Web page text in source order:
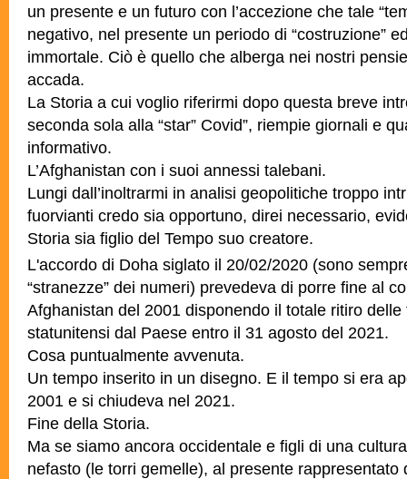
un presente e un futuro con l’accezione che tale
negativo, nel presente un periodo di “costruzione”
immortale. Ciò è quello che alberga nei nostri
accada.
La Storia a cui voglio riferirmi dopo questa breve
seconda sola alla “star” Covid”, riempie giornali e
informativo.
L’Afghanistan con i suoi annessi talebani.
Lungi dall’inoltrarmi in analisi geopolitiche troppo
fuorvianti credo sia opportuno, direi necessario,
Storia sia figlio del Tempo suo creatore.
L'accordo di Doha siglato il 20/02/2020 (sono
“stranezze” dei numeri) prevedeva di porre fine al
Afghanistan del 2001 disponendo il totale ritiro delle
statunitensi dal Paese entro il 31 agosto del 2021.
Cosa puntualmente avvenuta.
Un tempo inserito in un disegno. E il tempo si era
2001 e si chiudeva nel 2021.
Fine della Storia.
Ma se siamo ancora occidentale e figli di una
nefasto (le torri gemelle), al presente rappresentato